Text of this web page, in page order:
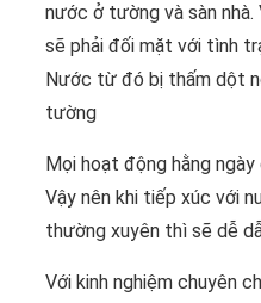
nước ở tường và sàn
sẽ phải đối mặt với tình
Nước từ đó bị thấm dột
tường
Mọi hoạt động hằng
Vậy nên khi tiếp xúc với
thường xuyên thì sẽ dễ
Với kinh nghiệm chuyên